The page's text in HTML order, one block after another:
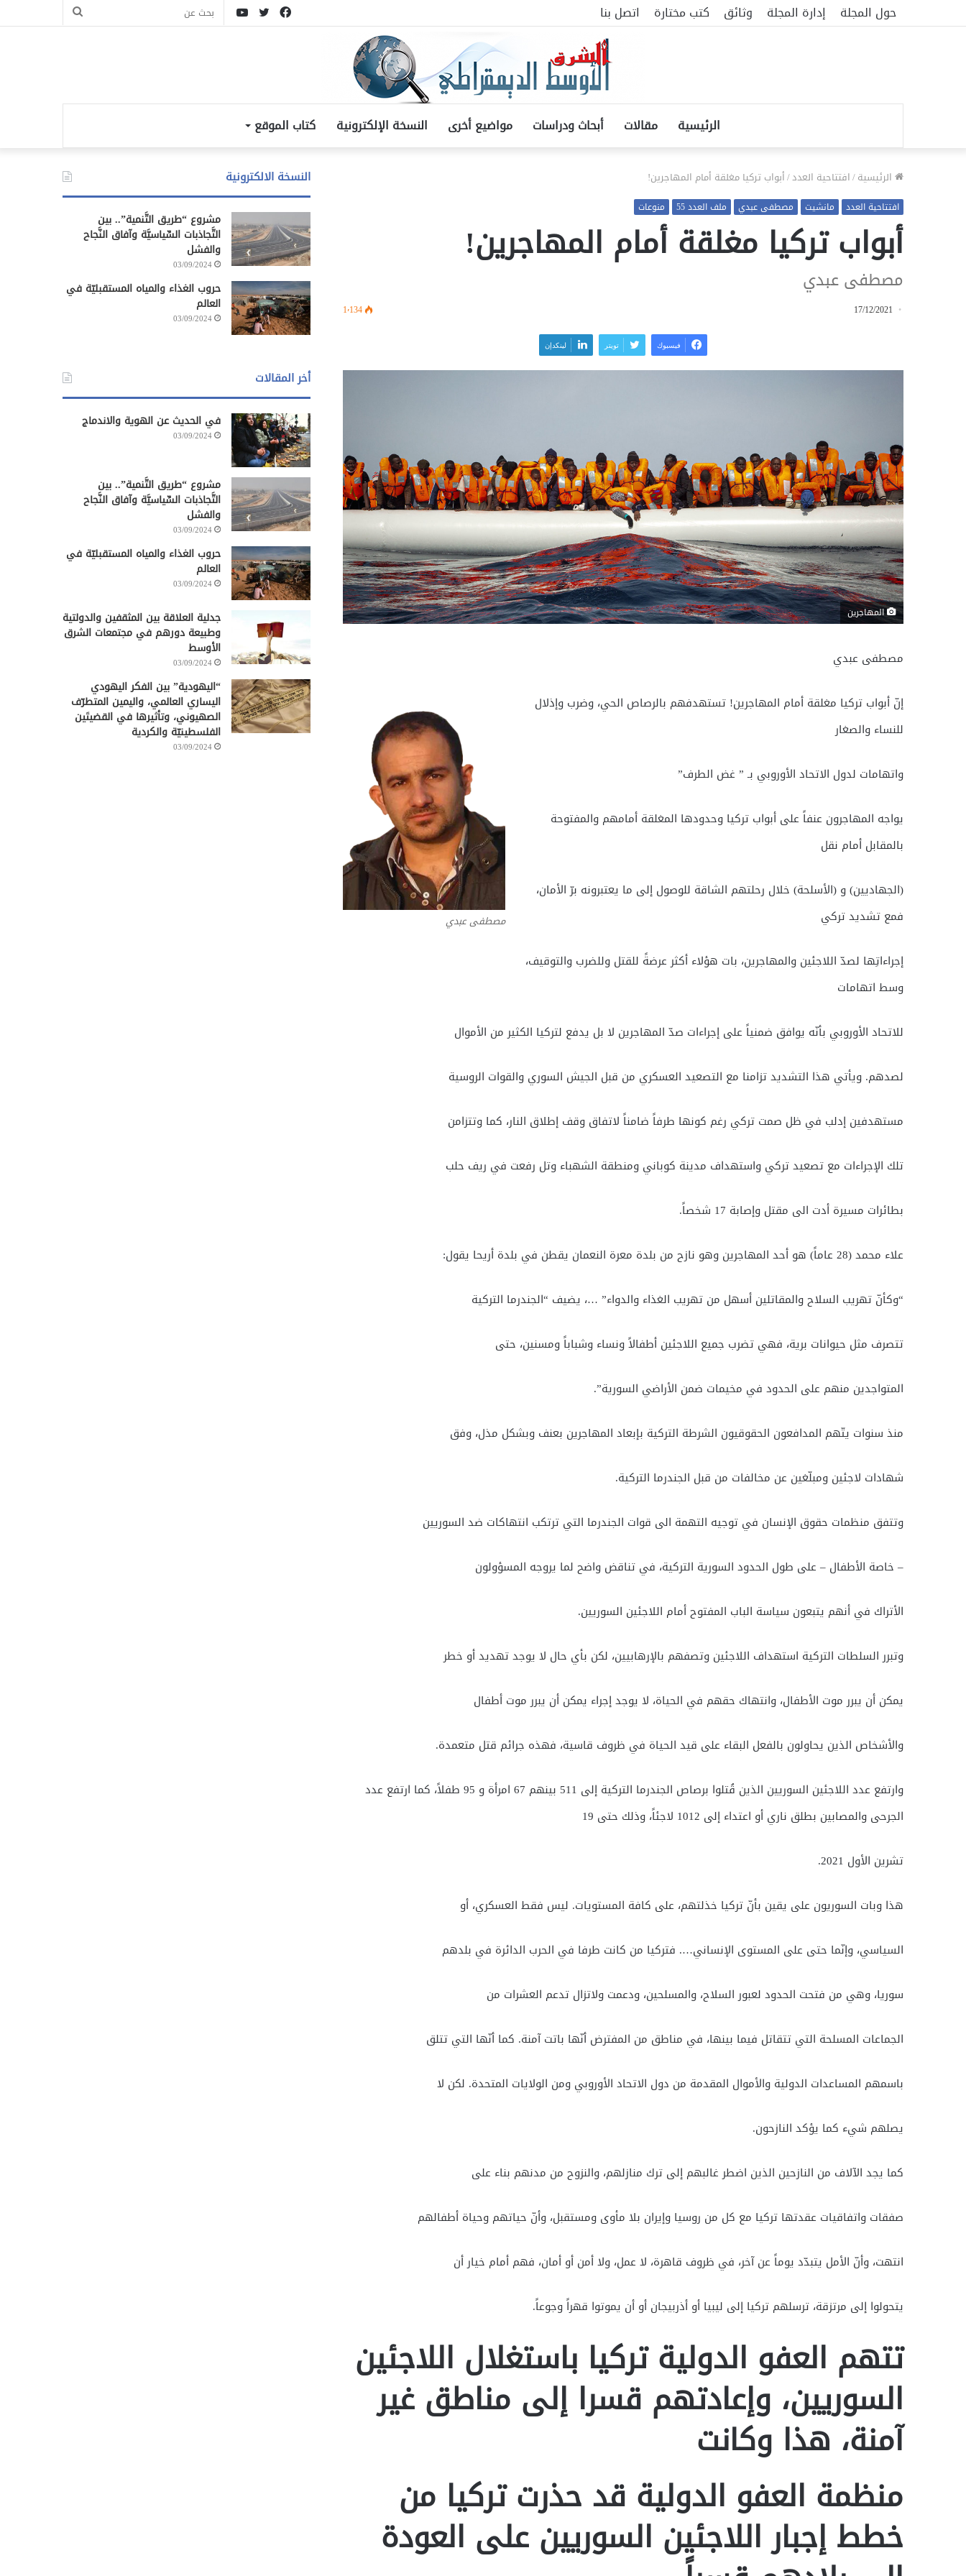
حول المجلة إدارة المجلة وثائق كتب مختارة اتصل بنا
بحث
يوتيوبتويتر
فيسبوك
الرئيسية مقالات أبحاث ودراسات مواضيع أخرى النسخة الإلكترونية كتاب الموقع
الرئيسية/افتتاحية العدد/أبواب تركيا مغلقة أمام المهاجرين!
افتتاحية العدد مانشيت مصطفى عبدي ملف العدد 55 منوعات
أبواب تركيا مغلقة أمام المهاجرين!
مصطفى عبدي
17/12/2021 1٬134
فيسبوك تويتر لينكدإن
المهاجرين
مصطفى عبدي
مصطفى عبدي
إنّ أبواب تركيا مغلقة أمام المهاجرين! تستهدفهم بالرصاص الحي، وضرب وإذلال
للنساء والصغار
واتهامات لدول الاتحاد الأوروبي بـ ” غض الطرف”
يواجه المهاجرون عنفاً على أبواب تركيا وحدودها المغلقة أمامهم والمفتوحة
بالمقابل أمام نقل
(الجهاديين) و (الأسلحة) خلال رحلتهم الشاقة للوصول إلى ما يعتبرونه برّ الأمان،
فمع تشديد تركي
إجراءاتِها لصدّ اللاجئين والمهاجرين، بات هؤلاء أكثر عرضةً للقتل وللضرب والتوقيف،
وسط اتهامات
للاتحاد الأوروبي بأنّه يوافق ضمنياً على إجراءات صدّ المهاجرين لا بل يدفع لتركيا الكثير من الأموال
لصدهم. ويأتي هذا التشديد تزامنا مع التصعيد العسكري من قبل الجيش السوري والقوات الروسية
مستهدفين إدلب في ظل صمت تركي رغم كونها طرفاً ضامناً لاتفاق وقف إطلاق النار، كما وتتزامن
تلك الإجراءات مع تصعيد تركي واستهداف مدينة كوباني ومنطقة الشهباء وتل رفعت في ريف حلب
بطائرات مسيرة أدت الى مقتل وإصابة 17 شخصاً.
علاء محمد (28 عاماً) هو أحد المهاجرين وهو نازح من بلدة معرة النعمان يقطن في بلدة أريحا يقول:
“وكأنّ تهريب السلاح والمقاتلين أسهل من تهريب الغذاء والدواء” …، يضيف “الجندرما التركية
تتصرف مثل حيوانات برية، فهي تضرب جميع اللاجئين أطفالاً ونساء وشباباً ومسنين، حتى
المتواجدين منهم على الحدود في مخيمات ضمن الأراضي السورية”.
منذ سنوات يتّهم المدافعون الحقوقيون الشرطة التركية بإبعاد المهاجرين بعنف وبشكل مذل، وفق
شهادات لاجئين ومبلّغين عن مخالفات من قبل الجندرما التركية.
وتتفق منظمات حقوق الإنسان في توجيه التهمة الى قوات الجندرما التي ترتكب انتهاكات ضد السوريين
– خاصة الأطفال – على طول الحدود السورية التركية، في تناقض واضح لما يروجه المسؤولون
الأتراك في أنهم يتبعون سياسة الباب المفتوح أمام اللاجئين السوريين.
وتبرر السلطات التركية استهداف اللاجئين وتصفهم بالإرهابيين، لكن بأي حال لا يوجد تهديد أو خطر
يمكن أن يبرر موت الأطفال، وانتهاك حقهم في الحياة، لا يوجد إجراء يمكن أن يبرر موت أطفال
والأشخاص الذين يحاولون بالفعل البقاء على قيد الحياة في ظروف قاسية، فهذه جرائم قتل متعمدة.
وارتفع عدد اللاجئين السوريين الذين قُتلوا برصاص الجندرما التركية إلى 511 بينهم 67 امرأة و 95 طفلاً، كما ارتفع عدد
الجرحى والمصابين بطلق ناري أو اعتداء إلى 1012 لاجئاً، وذلك حتى 19
تشرين الأول 2021.
هذا وبات السوريون على يقين بأنّ تركيا خذلتهم، على كافة المستويات. ليس فقط العسكري، أو
السياسي، وإنّما حتى على المستوى الإنساني…. فتركيا من كانت طرفا في الحرب الدائرة في بلدهم
سوريا، وهي من فتحت الحدود لعبور السلاح، والمسلحين، ودعمت ولاتزال تدعم العشرات من
الجماعات المسلحة التي تتقاتل فيما بينها، في مناطق من المفترض أنّها باتت آمنة. كما أنّها التي تتلق
باسمهم المساعدات الدولية والأموال المقدمة من دول الاتحاد الأوروبي ومن الولايات المتحدة. لكن لا
يصلهم شيء كما يؤكد النازحون.
كما يجد الآلاف من النازحين الذين اضطر غالبهم إلى ترك منازلهم، والنزوح من مدنهم بناء على
صفقات واتفاقيات عقدتها تركيا مع كل من روسيا وإيران بلا مأوى ومستقبل، وأنّ حياتهم وحياة أطفالهم
انتهت، وأنّ الأمل يتبدّد يوماً عن آخر، في ظروف قاهرة، لا عمل، ولا أمن أو أمان، فهم أمام خيار أن
يتحولوا إلى مرتزقة، ترسلهم تركيا إلى ليبيا أو أذربيجان أو أن يموتوا قهراً وجوعاً.
تتهم العفو الدولية تركيا باستغلال اللاجئين
السوريين، وإعادتهم قسرا إلى مناطق غير
آمنة، هذا وكانت
منظمة العفو الدولية قد حذرت تركيا من
خطط إجبار اللاجئين السوريين على العودة
النسخة الالكترونية
مشروع “طريق التَّنمية”.. بين
التَّجاذبات السِّياسيَّة وآفاق النَّجاح
والفشل
03/09/2024
حروب الغذاء والمياه المستقبليّة في
العالم
03/09/2024
أخر المقالات
في الحديث عن الهوية والاندماج
03/09/2024
مشروع “طريق التَّنمية”.. بين
التَّجاذبات السِّياسيَّة وآفاق النَّجاح
والفشل
03/09/2024
حروب الغذاء والمياه المستقبليّة في
العالم
03/09/2024
جدلية العلاقة بين المثقفين والدولتية
وطبيعة دورهم في مجتمعات الشرق
الأوسط
03/09/2024
“اليهودية” بين الفكر اليهودي
اليساري العالمي، واليمين المتطرّف
الصهيوني، وتأثيرها في القضيتَين
الفلسطينيّة والكردية
03/09/2024